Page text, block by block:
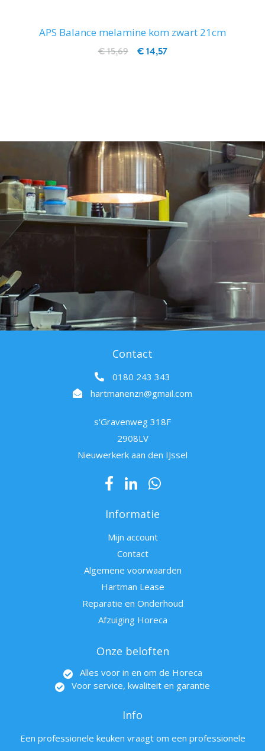
APS Balance melamine kom zwart 21cm
€ 14,57
€ 15,69
Contact
0180 243 343
hartmanenzn@gmail.com
s'Gravenweg 318F
2908LV
Nieuwerkerk aan den IJssel
Informatie
Mijn account
Contact
Algemene voorwaarden
Hartman Lease
Reparatie en Onderhoud
Afzuiging Horeca
Onze beloften
Alles voor in en om de Horeca
Voor service, kwaliteit en garantie
Info
Een professionele keuken vraagt om een professionele